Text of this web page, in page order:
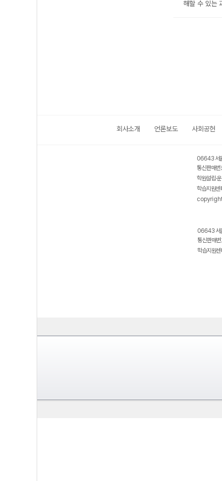
회사소개 언론보도 사회공헌
06643 서
통신판매
학원설립·
학습지원
06643 서
통신판매
학습지원